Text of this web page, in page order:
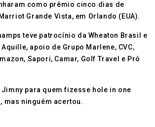
como prêmio cinco dias de
Grande Vista, em Orlando (EUA).
teve patrocínio da Wheaton Brasil e
apoio de Grupo Marlene, CVC,
Sapori, Camar, Golf Travel e Pró
Jimny para quem fizesse hole in one
mas ninguém acertou.